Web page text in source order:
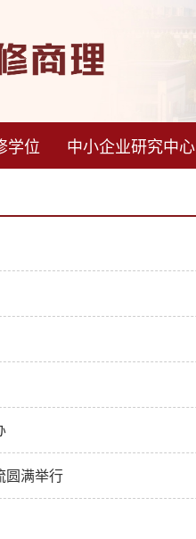
学位 中小企业研究中心
满举行